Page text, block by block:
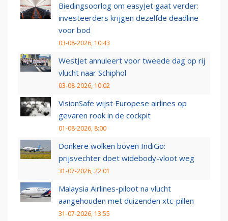
Biedingsoorlog om easyJet gaat verder:
investeerders krijgen dezelfde deadline
voor bod
03-08-2026, 10:43
WestJet annuleert voor tweede dag op rij
vlucht naar Schiphol
03-08-2026, 10:02
VisionSafe wijst Europese airlines op
gevaren rook in de cockpit
01-08-2026, 8:00
Donkere wolken boven IndiGo:
prijsvechter doet widebody-vloot weg
31-07-2026, 22:01
Malaysia Airlines-piloot na vlucht
aangehouden met duizenden xtc-pillen
31-07-2026, 13:55